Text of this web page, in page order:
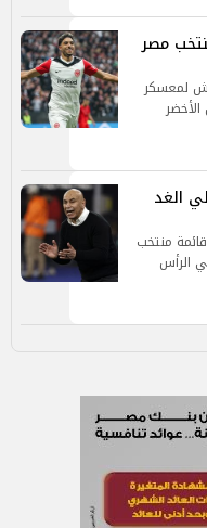
مصر
لمعسكر
الغد
منتخب
الرأس